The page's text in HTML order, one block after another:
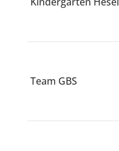
Team GBS